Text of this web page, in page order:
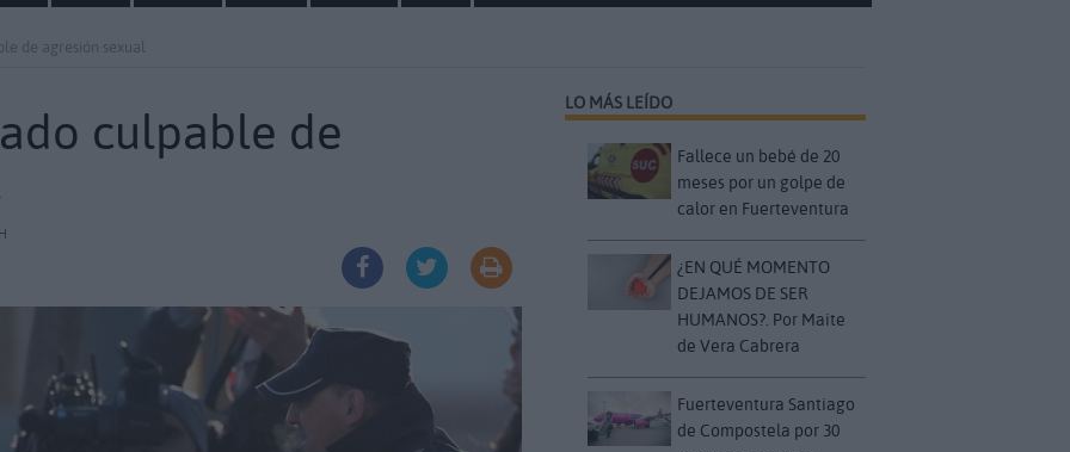
de agresión sexual
culpable de
LO MÁS LEÍDO
Fallece un bebé de 20
meses por un golpe de
calor en Fuerteventura
¿EN QUÉ MOMENTO
DEJAMOS DE SER
HUMANOS?. Por Maite
de Vera Cabrera
Fuerteventura Santiago
de Compostela por 30